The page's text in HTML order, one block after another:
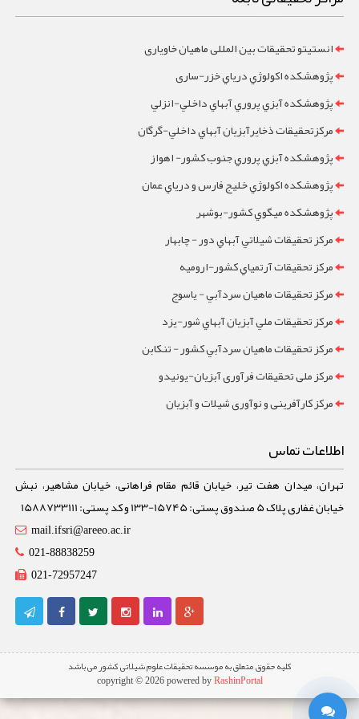
انستیتو تحقیقات بین المللی ماهیان خاویاری
پژوهشکده اکولوژي درياي خزر-ساری
پژوهشکده آبزي پروري آبهاي داخلي-انزلي
مرکزتحقيقات ذخايرآبزيان آبهاي داخلي-گرگان
پژوهشکده آبزي پروري جنوب کشور- اهواز
پژوهشکده اکولوژي خليج فارس و درياي عمان
پژوهشکده ميگوي کشور-بوشهر
مرکز تحقيقات شيلاتي آبهاي دور - چابهار
مرکز تحقيقات آرتمياي کشور-ارومیه
مرکز تحقيقات ماهيان سردآبي - ياسوج
مرکز تحقيقات ملي آبزيان آبهاي شور-یزد
مرکز تحقيقات ماهيان سردآبي کشور - تنکابن
مرکز ملی تحقیقات فرآوری آبزیان-یونیدو
مرکز کارآفرینی و نوآوری شیلات و آبزیان
اطلاعات تماس
تهران، میدان هفت تیر، خیابان قائم مقام فراهانی، خیابان مشاهیر، نبش
خیابان غفاری پلاک 5 صندوق پستی: 15745-133 و کد پستی: 1588733111
mail.ifsri@areeo.ac.ir
021-88838259
021-72957247
کلیه حقوق متعلق به موسسه تحقیقات علوم شیلاتی کشور می باشد
copyright © 2026 powered by RashinPortal